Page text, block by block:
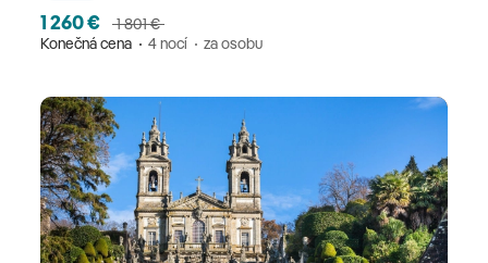
1 260 €
1 801 €
Konečná cena
4 nocí za osobu